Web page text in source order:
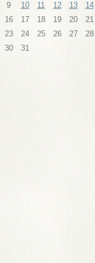
9
10 11 12 13 14
16
17 18 19 20 21
23
24 25 26 27 28
30
31